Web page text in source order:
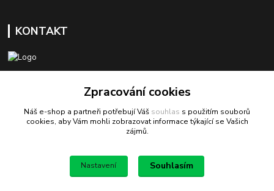
KONTAKT
+420 603 418 822
odbyt@bezva-spojovacimaterial.cz
Zpracování cookies
Náš e-shop a partneři potřebují Váš souhlas s použitím souborů
cookies, aby Vám mohli zobrazovat informace týkající se Vašich
zájmů.
Nastavení Souhlasím